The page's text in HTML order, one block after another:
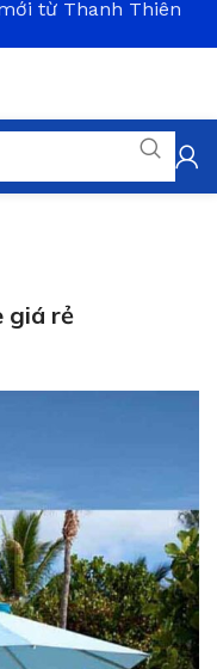
giá rẻ
từ Thanh Thiên